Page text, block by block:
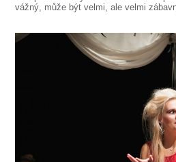
vážný, může být velmi, ale velmi